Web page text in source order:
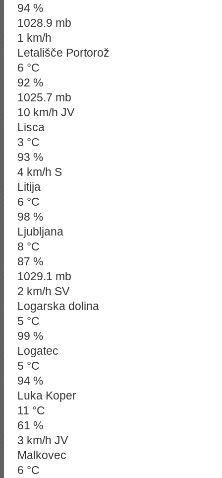
94 %
1028.9 mb
1 km/h
Letališče Portorož
6 °C
92 %
1025.7 mb
10 km/h JV
Lisca
3 °C
93 %
4 km/h S
Litija
6 °C
98 %
Ljubljana
8 °C
87 %
1029.1 mb
2 km/h SV
Logarska dolina
5 °C
99 %
Logatec
5 °C
94 %
Luka Koper
11 °C
61 %
3 km/h JV
Malkovec
6 °C